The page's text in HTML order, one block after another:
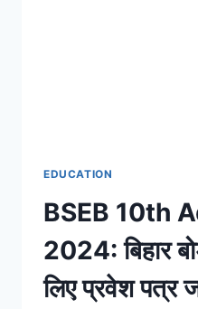
EDUCATION
BSEB 10th
2024: बिहार
लिए प्रवेश पत्र